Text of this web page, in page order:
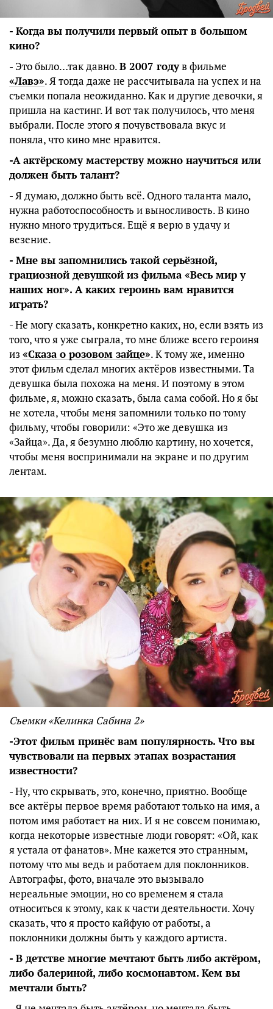
- Когда вы получили первый опыт в большом
кино?
- Это было…так давно.В 2007 годув фильме
«Лавэ». Я тогда даже не рассчитывала на успех и на
съемки попала неожиданно. Как и другие девочки, я
пришла на кастинг. И вот так получилось, что меня
выбрали. После этого я почувствовала вкус и
поняла, что кино мне нравится.
-А актёрскому мастерству можно научиться или
должен быть талант?
- Я думаю, должно быть всё. Одного таланта мало,
нужна работоспособность и выносливость. В кино
нужно много трудиться. Ещё я верю в удачу и
везение.
- Мне вы запомнились такой серьёзной,
грациозной девушкой из фильма «Весь мир у
наших ног». А каких героинь вам нравится
играть?
- Не могу сказать, конкретно каких, но, если взять из
того, что я уже сыграла, то мне ближе всего героиня
из «Сказа о розовом зайце». К тому же, именно
этот фильм сделал многих актёров известными. Та
девушка была похожа на меня. И поэтому в этом
фильме, я, можно сказать, была сама собой. Но я бы
не хотела, чтобы меня запомнили только по тому
фильму, чтобы говорили: «Это же девушка из
«Зайца». Да, я безумно люблю картину, но хочется,
чтобы меня воспринимали на экране и по другим
лентам.
Съемки «Келинка Сабина 2»
-Этот фильм принёс вам популярность. Что вы
чувствовали на первых этапах возрастания
известности?
- Ну, что скрывать, это, конечно, приятно. Вообще
все актёры первое время работают только на имя, а
потом имя работает на них. И я не совсем понимаю,
когда некоторые известные люди говорят: «Ой, как
я устала от фанатов». Мне кажется это странным,
потому что мы ведь и работаем для поклонников.
Автографы, фото, вначале это вызывало
нереальные эмоции, но со временем я стала
относиться к этому, как к части деятельности. Хочу
сказать, что я просто кайфую от работы, а
поклонники должны быть у каждого артиста.
- В детстве многие мечтают быть либо актёром,
либо балериной, либо космонавтом. Кем вы
мечтали быть?